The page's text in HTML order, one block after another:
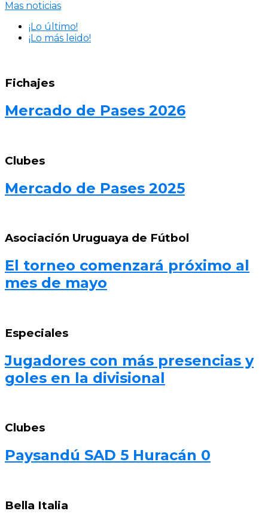
Mas noticias
¡Lo último!
¡Lo más leido!
Fichajes
Mercado de Pases 2026
Clubes
Mercado de Pases 2025
Asociación Uruguaya de Fútbol
El torneo comenzará próximo al
mes de mayo
Especiales
Jugadores con más presencias y
goles en la divisional
Clubes
Paysandú SAD 5 Huracán 0
Bella Italia